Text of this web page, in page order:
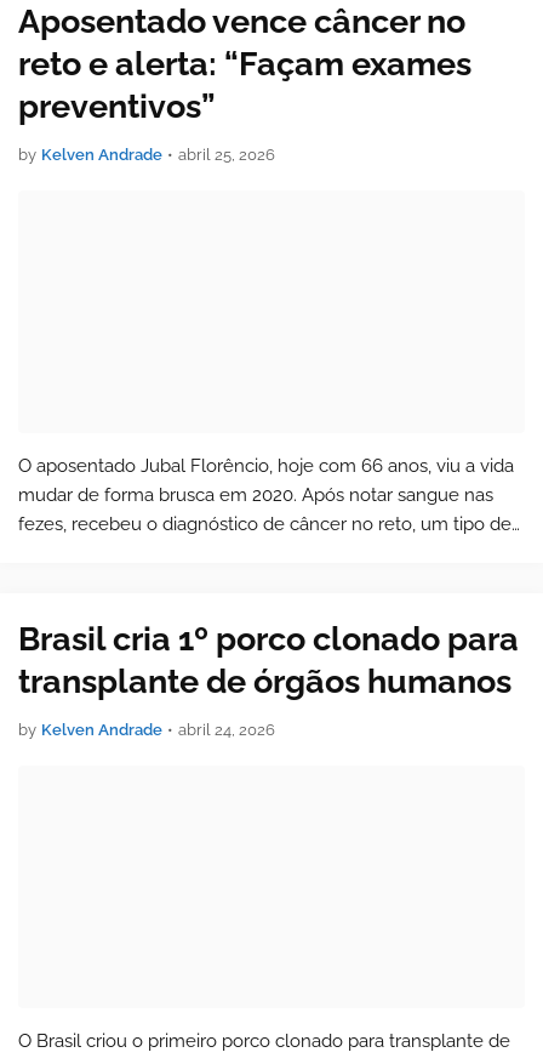
Aposentado vence câncer no
reto e alerta: “Façam exames
preventivos”
by Kelven Andrade • abril 25, 2026
O aposentado Jubal Florêncio, hoje com 66 anos, viu a vida
mudar de forma brusca em 2020. Após notar sangue nas
fezes, recebeu o diagnóstico de câncer no reto, um tipo de
Brasil cria 1º porco clonado para
transplante de órgãos humanos
by Kelven Andrade • abril 24, 2026
O Brasil criou o primeiro porco clonado para transplante de